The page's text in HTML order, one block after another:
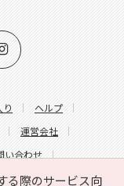
る際のサービス向
ヘルプ
運営会社
い合わせ
わせ